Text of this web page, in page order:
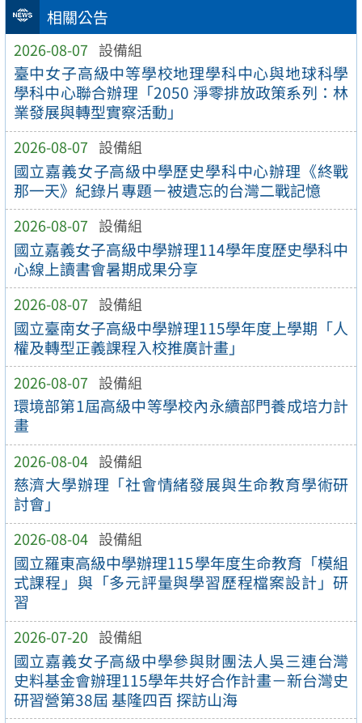
相關公告
2026-08-07 設備組
臺中女子高級中等學校地理學科中心與地球科學
學科中心聯合辦理「2050 淨零排放政策系列：林
業發展與轉型實察活動」
2026-08-07 設備組
國立嘉義女子高級中學歷史學科中心辦理《終戰
那一天》紀錄片專題－被遺忘的台灣二戰記憶
2026-08-07 設備組
國立嘉義女子高級中學辦理114學年度歷史學科中
心線上讀書會暑期成果分享
2026-08-07 設備組
國立臺南女子高級中學辦理115學年度上學期「人
權及轉型正義課程入校推廣計畫」
2026-08-07 設備組
環境部第1屆高級中等學校內永續部門養成培力計
畫
2026-08-04 設備組
慈濟大學辦理「社會情緒發展與生命教育學術研
討會」
2026-08-04 設備組
國立羅東高級中學辦理115學年度生命教育「模組
式課程」與「多元評量與學習歷程檔案設計」研
習
2026-07-20 設備組
國立嘉義女子高級中學參與財團法人吳三連台灣
史料基金會辦理115學年共好合作計畫－新台灣史
研習營第38屆 基隆四百 探訪山海